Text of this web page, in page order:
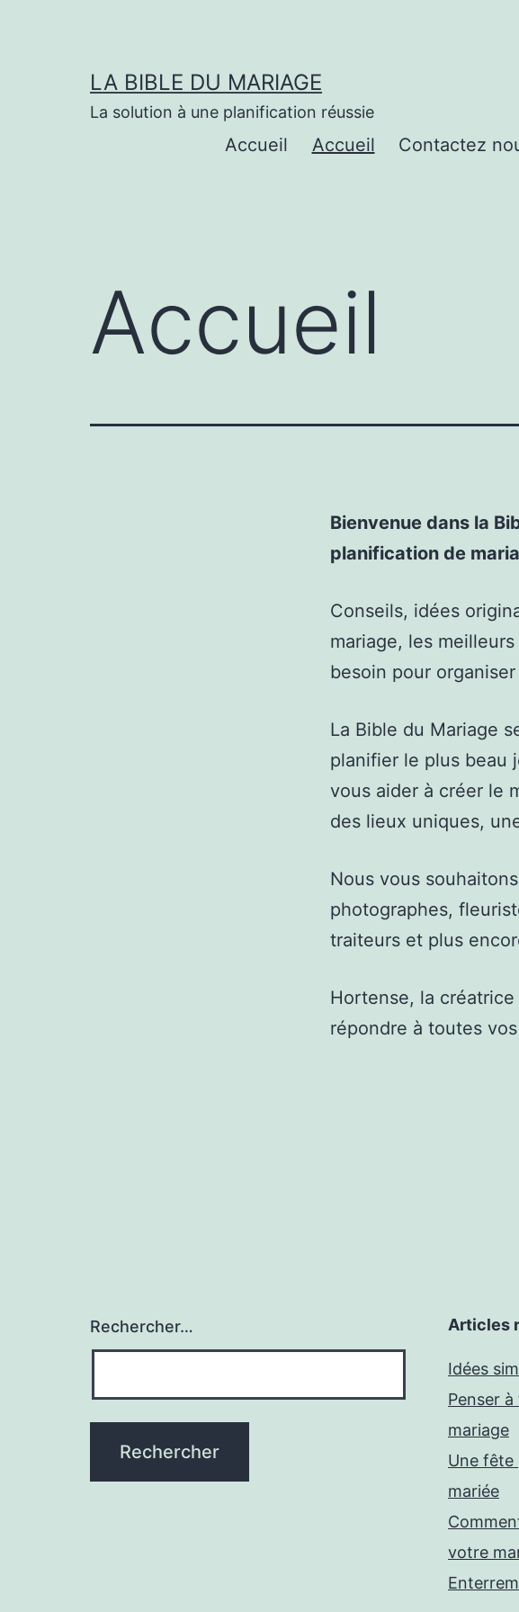
LA BIBLE DU MARIAGE
La solution à une planification réussie
Accueil Accueil Contactez
Accueil
Bienvenue dans la
planification de
Conseils, idées
mariage, les
besoin pour
La Bible du Mariage
planifier le plus beau
vous aider à créer le
des lieux uniques,
Nous vous
photographes,
traiteurs et plus
Hortense, la
répondre à toutes vos
Rechercher… Articles
Idées
Penser
mariage
Une fête
mariée
votre